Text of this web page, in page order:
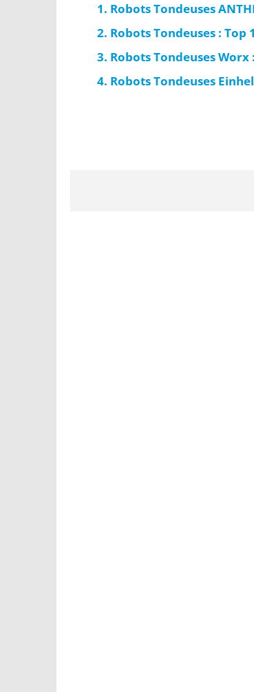
Robots Tondeuses
Robots Tondeuses : Top
Robots Tondeuses
Robots Tondeuses